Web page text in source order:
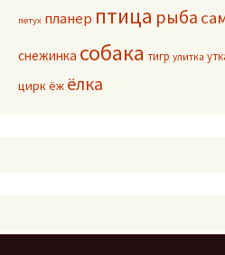
петух планер птица рыба
снежинка собака тигр улитка
циркёж ёлка